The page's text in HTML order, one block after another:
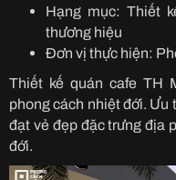
Hạng mục: Thiết
thương hiệu
Đơn vị thực hiện:
Thiết kế quán cafe TH
phong cách nhiệt đới. Ưu
đạt vẻ đẹp đặc trưng địa
đới.